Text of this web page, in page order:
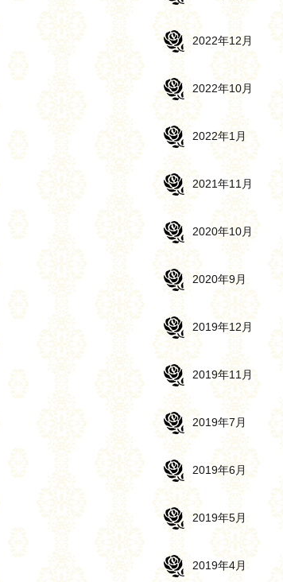
2022年12月
2022年10月
2022年1月
2021年11月
2020年10月
2020年9月
2019年12月
2019年11月
2019年7月
2019年6月
2019年5月
2019年4月